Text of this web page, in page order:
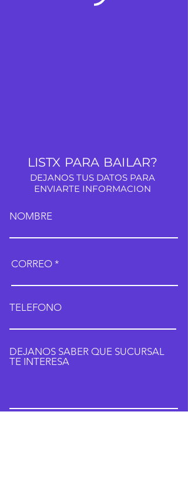
LISTX PARA BAILAR?
DEJANOS TUS DATOS PARA
ENVIARTE INFORMACION
NOMBRE
CORREO
TELEFONO
DEJANOS SABER QUE SUCURSAL
TE INTERESA